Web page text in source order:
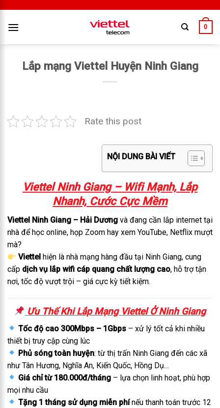
0
Lắp mạng Viettel Huyện Ninh Giang
Rate this post
NỘI DUNG BÀI VIẾT
Viettel Ninh Giang – Wifi Mạnh, Lắp
Nhanh, Cước Cực Mềm
Viettel Ninh Giang – Hải Dương và đang cần lắp internet tại
nhà để học online, họp Zoom hay xem YouTube, Netflix mượt
mà?
Viettel hiện là nhà mạng hàng đầu tại Ninh Giang, cung
cấp dịch vụ lắp wifi cáp quang chất lượng cao, hỗ trợ tận
nơi, tốc độ vượt trội – giá cực kỳ tiết kiệm.
Ưu Thế Khi Lắp Mạng Viettel Ở Ninh Giang
Tốc độ cao 300Mbps – 1Gbps – xử lý tốt cả khi nhiều
thiết bị truy cập cùng lúc
Phủ sóng toàn huyện: từ thị trấn Ninh Giang đến các xã
như Tân Hương, Nghĩa An, Kiến Quốc, Hồng Dụ…
Giá chỉ từ 180.000đ/tháng – lựa chọn linh hoạt, phù hợp
mọi nhu cầu
Tặng 1 tháng sử dụng miễn phínếu thanh toán trước 12